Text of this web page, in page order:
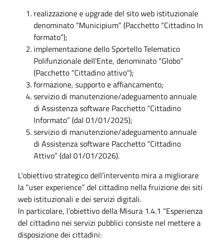
realizzazione e upgrade del sito web istituzionale
denominato “Municipium” (Pacchetto “Cittadino In
formato”);
implementazione dello Sportello Telematico
Polifunzionale dell'Ente, denominato “Globo”
(Pacchetto “Cittadino attivo");
formazione, supporto e affiancamento;
servizio di manutenzione/adeguamento annuale
di Assistenza software Pacchetto “Cittadino
Informato” (dal 01/01/2025);
servizio di manutenzione/adeguamento annuale
di Assistenza software Pacchetto “Cittadino
Attivo” (dal 01/01/2026).
L'obiettivo strategico dell’intervento mira a migliorare
la “user experience” del cittadino nella fruizione dei siti
web istituzionali e dei servizi digitali.
In particolare, l’obiettivo della Misura 1.4.1 "Esperienza
del cittadino nei servizi pubblici consiste nel mettere a
disposizione dei cittadini: